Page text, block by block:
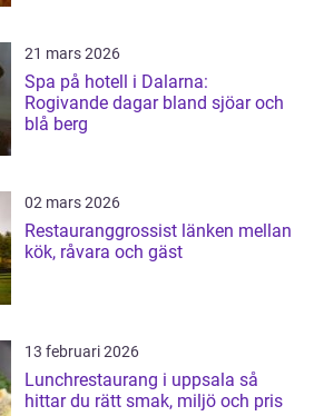
21 mars 2026
Spa på hotell i Dalarna:
Rogivande dagar bland sjöar och
blå berg
02 mars 2026
Restauranggrossist länken mellan
kök, råvara och gäst
13 februari 2026
Lunchrestaurang i uppsala så
hittar du rätt smak, miljö och pris